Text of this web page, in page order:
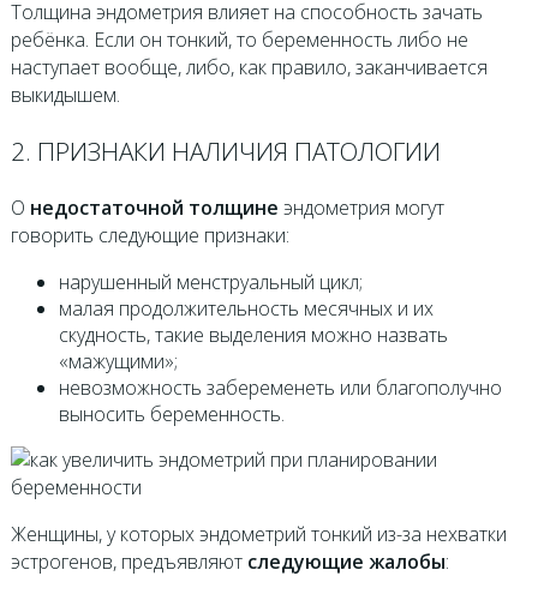
Толщина эндометрия влияет на способность зачать
ребёнка. Если он тонкий, то беременность либо не
наступает вообще, либо, как правило, заканчивается
выкидышем.
2. ПРИЗНАКИ НАЛИЧИЯ ПАТОЛОГИИ
О недостаточной толщине эндометрия могут
говорить следующие признаки:
нарушенный менструальный цикл;
малая продолжительность месячных и их
скудность, такие выделения можно назвать
«мажущими»;
невозможность забеременеть или благополучно
выносить беременность.
Женщины, у которых эндометрий тонкий из-за нехватки
эстрогенов, предъявляют следующие жалобы: